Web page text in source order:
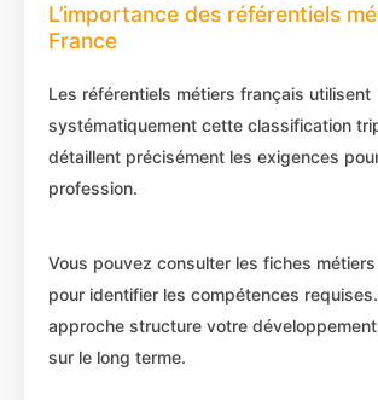
L’importance des référentiels
France
Les référentiels métiers français utilisent
systématiquement cette classification
détaillent précisément les exigences
profession.
Vous pouvez consulter les fiches
pour identifier les compétences
approche structure votre
sur le long terme.